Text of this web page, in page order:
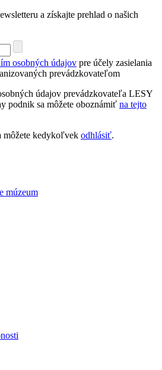
a získajte prehlad o našich
osobných údajov pre účely zasielania
prevádzkovateľom
údajov prevádzkovateľa LESY
podnik sa môžete oboznámiť na tejto
môžete kedykoľvek odhlásiť.
múzeum